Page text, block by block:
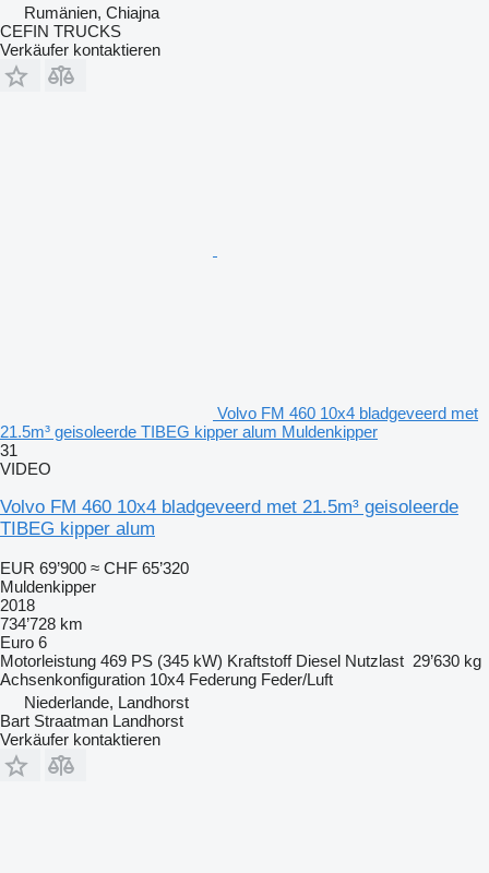
Rumänien, Chiajna
CEFIN TRUCKS
Verkäufer kontaktieren
Volvo FM 460 10x4 bladgeveerd met
21.5m³ geisoleerde TIBEG kipper alum Muldenkipper
31
VIDEO
Volvo FM 460 10x4 bladgeveerd met 21.5m³ geisoleerde
TIBEG kipper alum
EUR 69’900 ≈ CHF 65’320
Muldenkipper
2018
734’728 km
Euro 6
Motorleistung 469 PS (345 kW) Kraftstoff Diesel Nutzlast 29’630 kg
Achsenkonfiguration 10x4 Federung Feder/Luft
Niederlande, Landhorst
Bart Straatman Landhorst
Verkäufer kontaktieren